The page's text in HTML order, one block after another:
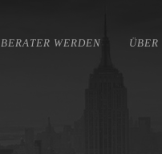
BERATER WERDEN ÜBER